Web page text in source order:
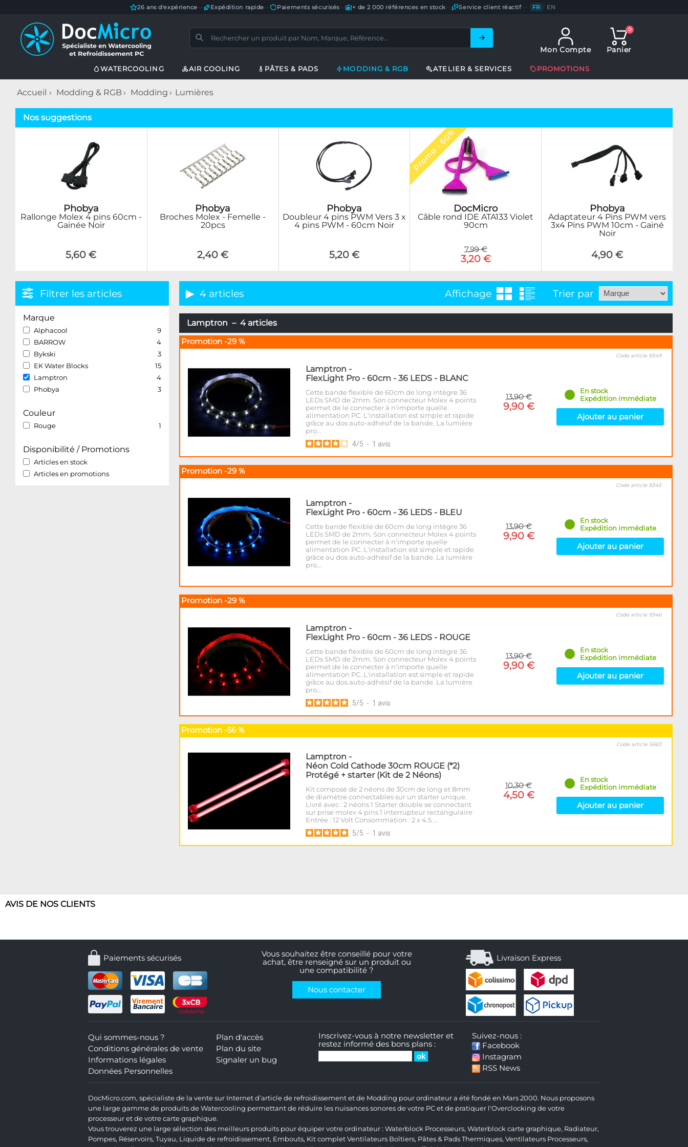
26 ans d'expérience Expédition rapide Paiements sécurisés— + de 2 000 références en stock Service client réactif— FR / EN
Mon Compte
0
Panier
WATERCOOLING AIR COOLING PÂTES & PADS MODDING & RGB ATELIER & SERVICES PROMOTIONS
Accueil Modding & RGB Modding Lumières
Nos suggestions
Phobya
Rallonge Molex 4 pins 60cm -
Gainée Noir
5,60 €
Phobya
Broches Molex - Femelle -
20pcs
2,40 €
Phobya
Doubleur 4 pins PWM Vers 3 x
4 pins PWM - 60cm Noir
5,20 €
Promo - 60%
DocMicro
Câble rond IDE ATA133 Violet
90cm
7,99 €
3,20 €
Phobya
Adaptateur 4 Pins PWM vers
3x4 Pins PWM 10cm - Gainé
Noir
4,90 €
Filtrer les articles
Marque
Alphacool
9
BARROW
4
Bykski
3
EK Water Blocks
15
Lamptron
4
Phobya
3
Couleur
Rouge 1
Disponibilité / Promotions
Articles en stock
Articles en promotions
4 articles Affichage Trier par
Lamptron – 4 articles
Promotion -29 %
Lamptron -
FlexLight Pro - 60cm - 36 LEDS - BLANC
Cette bande flexible de 60cm de long intègre 36
LEDs SMD de 2mm. Son connecteur Molex 4 points
permet de le connecter à n'importe quelle
alimentation PC. L'installation est simple et rapide
grâce au dos auto-adhésif de la bande. La lumière
pro…
4/5 - 1 avis
13,90 €
9,90 €
Code article 9349
En stock
Expédition immédiate
Ajouter au panier
Promotion -29 %
Lamptron -
FlexLight Pro - 60cm - 36 LEDS - BLEU
Cette bande flexible de 60cm de long intègre 36
LEDs SMD de 2mm. Son connecteur Molex 4 points
permet de le connecter à n'importe quelle
alimentation PC. L'installation est simple et rapide
grâce au dos auto-adhésif de la bande. La lumière
pro…
13,90 €
9,90 €
Code article 9345
En stock
Expédition immédiate
Ajouter au panier
Promotion -29 %
Lamptron -
FlexLight Pro - 60cm - 36 LEDS - ROUGE
Cette bande flexible de 60cm de long intègre 36
LEDs SMD de 2mm. Son connecteur Molex 4 points
permet de le connecter à n'importe quelle
alimentation PC. L'installation est simple et rapide
grâce au dos auto-adhésif de la bande. La lumière
pro…
5/5 - 1 avis
13,90 €
9,90 €
Code article 9346
En stock
Expédition immédiate
Ajouter au panier
Promotion -56 %
Lamptron -
Néon Cold Cathode 30cm ROUGE (*2)
Protégé + starter (Kit de 2 Néons)
Kit composé de 2 néons de 30cm de long et 8mm
de diamètre connectables sur un starter unique.
Livré avec : 2 néons 1 Starter double se connectant
sur prise molex 4 pins 1 interrupteur rectangulaire
Entrée : 12 Volt Consommation : 2 x 4.5 …
5/5 - 1 avis
10,30 €
4,50 €
Code article 5663
En stock
Expédition immédiate
Ajouter au panier
AVIS DE NOS CLIENTS
Paiements sécurisés
Vous souhaitez être conseillé pour votre
achat, être renseigné sur un produit ou
une compatibilité ?
Nous contacter
Livraison Express
Qui sommes-nous ?
Conditions générales de vente
Informations légales
Données Personnelles
Plan d'accès
Plan du site
Signaler un bug
Inscrivez-vous à notre newsletter et
restez informé des bons plans :
Suivez-nous :
Facebook
Instagram
RSS News
DocMicro.com, spécialiste de la vente sur Internet d’article de refroidissement et de Modding pour ordinateur a été fondé en Mars 2000. Nous proposons
une large gamme de produits de Watercooling permettant de réduire les nuisances sonores de votre PC et de pratiquer l'Overclocking de votre
processeur et de votre carte graphique.
Vous trouverez une large sélection des meilleurs produits pour équiper votre ordinateur : Waterblock Processeurs, Waterblock carte graphique, Radiateur,
Pompes, Réservoirs, Tuyau, Liquide de refroidissement, Embouts, Kit complet Ventilateurs Boîtiers, Pâtes & Pads Thermiques, Ventilateurs Processeurs,